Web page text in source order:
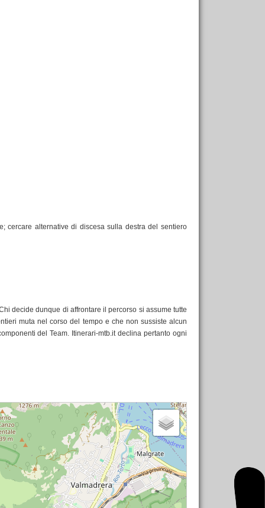
cercare alternative di discesa sulla destra del sentiero
decide dunque di affrontare il percorso si assume tutte
muta nel corso del tempo e che non sussiste alcun
del Team. Itinerari-mtb.it declina pertanto ogni